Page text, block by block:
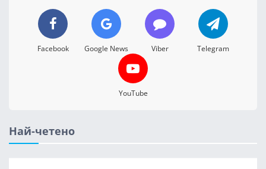
Facebook Google News Viber Telegram
YouTube
Най-четено